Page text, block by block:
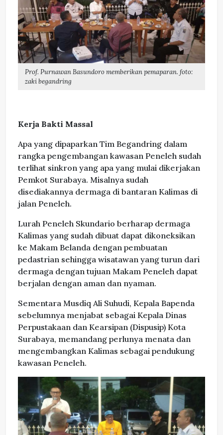
Prof. Purnawan Basundoro memberikan pemaparan. foto:
zaki begandring
Kerja Bakti Massal
Apa yang dipaparkan Tim Begandring dalam
rangka pengembangan kawasan Peneleh sudah
terlihat sinkron yang apa yang mulai dikerjakan
Pemkot Surabaya. Misalnya sudah
disediakannya dermaga di bantaran Kalimas di
jalan Peneleh.
Lurah Peneleh Skundario berharap dermaga
Kalimas yang sudah dibuat dapat dikoneksikan
ke Makam Belanda dengan pembuatan
pedastrian sehingga wisatawan yang turun dari
dermaga dengan tujuan Makam Peneleh dapat
berjalan dengan aman dan nyaman.
Sementara Musdiq Ali Suhudi, Kepala Bapenda
sebelumnya menjabat sebagai Kepala Dinas
Perpustakaan dan Kearsipan (Dispusip) Kota
Surabaya, memandang perlunya menata dan
mengembangkan Kalimas sebagai pendukung
kawasan Peneleh.